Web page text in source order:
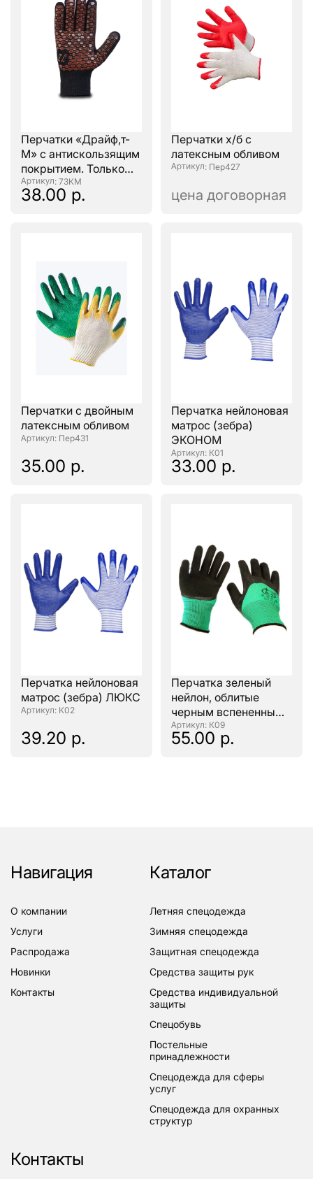
Перчатки «Драйф,т-
М» с антискользящим
покрытием. Только
остатки!: 73КМ
38.00 р.
Перчатки х/б с
латексным обливом
: Пер427
цена договорная
Перчатки с двойным
латексным обливом
: Пер431
35.00 р.
Перчатка нейлоновая
матрос (зебра)
ЭКОНОМ
: К01
33.00 р.
Перчатка нейлоновая
матрос (зебра) ЛЮКС
: К02
39.20 р.
Перчатка зеленый
нейлон, облитые
черным вспененным
латексом (глубокий
облив)
: К09
55.00 р.
Навигация
о компании
услуги
распродажа
новинки
контакты
Каталог
летняя спецодежда
зимняя спецодежда
защитная спецодежда
средства защиты рук
средства индивидуальной
защиты
спецобувь
постельные
принадлежности
спецодежда для сферы
услуг
спецодежда для охранных
структур
Контакты